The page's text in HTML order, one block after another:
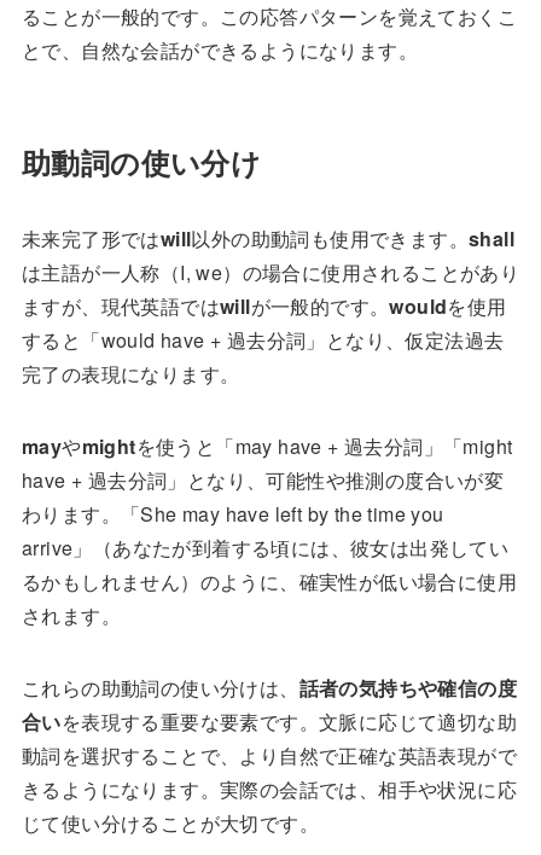
ることが一般的です。この応答パターンを覚えておくこ
とで、自然な会話ができるようになります。
助動詞の使い分け
未来完了形ではwill以外の助動詞も使用できます。 shall
は主語が一人称（I, we）の場合に使用されることがあり
ますが、現代英語ではwillが一般的です。wouldを使用
すると「would have + 過去分詞」となり、仮定法過去
完了の表現になります。
mayやmightを使うと「may have + 過去分詞」「might
have + 過去分詞」となり、可能性や推測の度合いが変
わります。「She may have left by the time you
arrive」（あなたが到着する頃には、彼女は出発してい
るかもしれません）のように、確実性が低い場合に使用
されます。
これらの助動詞の使い分けは、 話者の気持ちや確信の度
合いを表現する重要な要素です。文脈に応じて適切な助
動詞を選択することで、より自然で正確な英語表現がで
きるようになります。実際の会話では、相手や状況に応
じて使い分けることが大切です。